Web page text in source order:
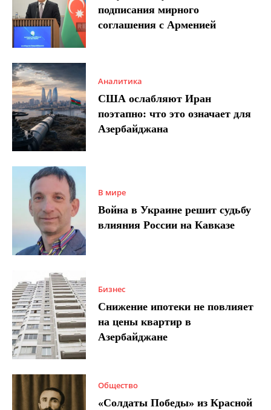
подписания мирного
соглашения с Арменией
Аналитика
США ослабляют Иран
поэтапно: что это означает для
Азербайджана
В мире
Война в Украине решит судьбу
влияния России на Кавказе
Бизнес
Снижение ипотеки не повлияет
на цены квартир в
Азербайджане
Общество
«Солдаты Победы» из Красной